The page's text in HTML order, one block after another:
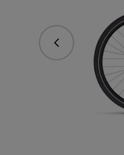
Predchádzajúce